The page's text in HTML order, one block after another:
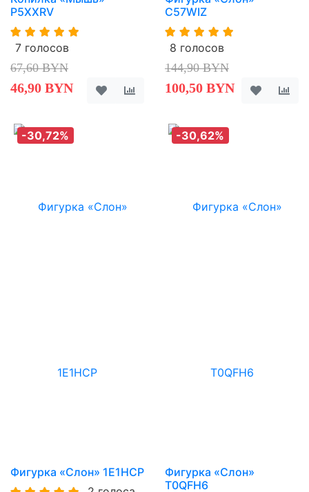
P5XXRV
7 голосов
67,60 BYN
46,90 BYN
C57WIZ
8 голосов
144,90 BYN
100,50 BYN
-30,72%
Фигурка «Слон» 1E1HCP
-30,62%
Фигурка «Слон»
T0QFH6